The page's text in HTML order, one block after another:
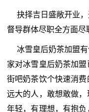
抉择吉日盛敞开业
督导群体尽职全方面尽
冰雪皇后奶茶加盟
家对冰雪皇后奶茶加
街吧奶茶饮个快速消
远大的人，敢想敢做
年轻，有理想，有抱